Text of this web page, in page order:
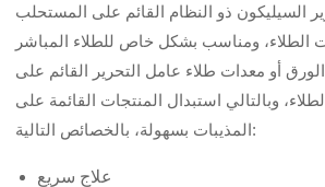
السيليكون ذو النظام القائم على المستحلب
الطلاء، ومناسب بشكل خاص للطلاء المباشر
أو معدات طلاء عامل التحرير القائم على
وبالتالي استبدال المنتجات القائمة على
المذيبات بسهولة، بالخصائص التالية:
علاج سريع